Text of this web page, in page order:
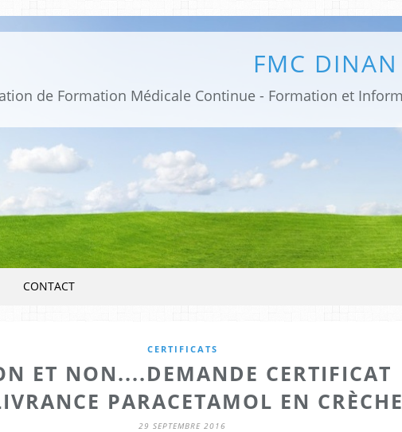
FMC DINAN
CONTACT
CERTIFICATS
ET NON....DEMANDE CERTIFICAT
PARACETAMOL EN CRÈCHE
29 SEPTEMBRE 2016